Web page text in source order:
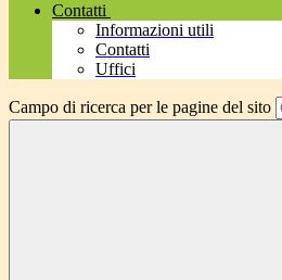
Contatti
Informazioni utili
Contatti
Uffici
Campo di ricerca per le pagine del sito